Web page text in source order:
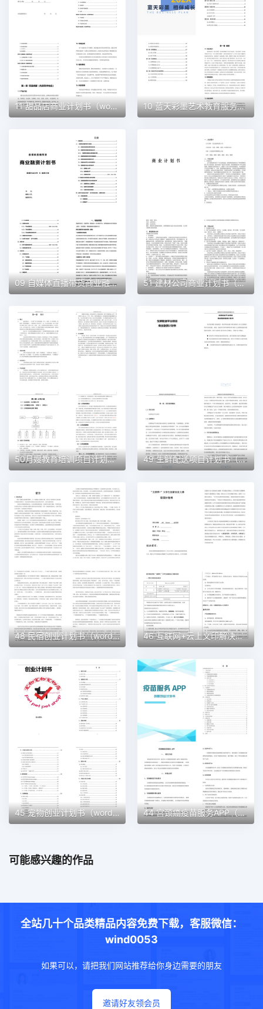
11 甜品店商业计划书（word+ppt配套）创业计划书word模板 10 蓝天彩墨艺术教育服务平台商业计划书（word+ppt配套）创业计划书word模板
09 自媒体直播带货商业融资计划书（word+ppt配套）创业计划书word模板 51 建材公司商业计划书（word+ppt配套）创业计划书word模板
50月嫂教育培训项目计划书（word＋ppt配套）创业计划书word模板 49 生鲜配送项目计划书（word＋ppt配套）创业计划书word模板
48 民宿创业计划书（word＋ppt配套）创业计划书word模板 46 互联网+云上文印解决方案创业计划书（word＋ppt配套）创业计划书word模板
45 宠物创业计划书（word＋ppt配套）创业计划书word模板 44 宫颈癌疫苗服务APP（word＋ppt配套）创业计划书word模板
可能感兴趣的作品
全站几十个品类精品内容免费下载，客服微信：
wind0053
如果可以，请把我们网站推荐给你身边需要的朋友
邀请好友领会员